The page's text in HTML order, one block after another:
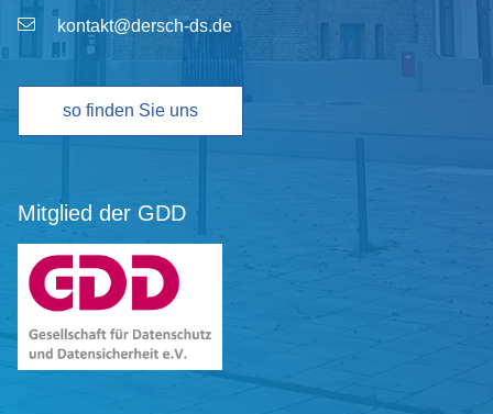
kontakt@dersch-ds.de
so finden Sie uns
Mitglied der GDD